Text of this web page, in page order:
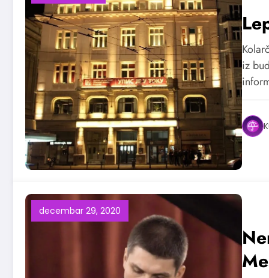
iz
decembar 29, 2020